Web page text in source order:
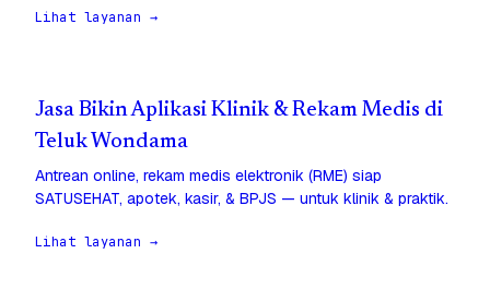
Lihat layanan →
Jasa Bikin Aplikasi Klinik & Rekam Medis di
Teluk Wondama
Antrean online, rekam medis elektronik (RME) siap
SATUSEHAT, apotek, kasir, & BPJS — untuk klinik & praktik.
Lihat layanan →